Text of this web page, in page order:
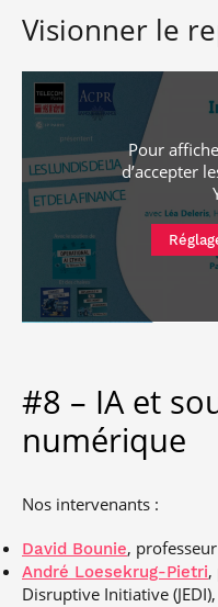
Visionner le
Pour
d’accepter
#8 – IA et
numérique
Nos intervenants :
David Bounie,
André Loesekrug-Pietri,
Disruptive Initiative (JEDI),